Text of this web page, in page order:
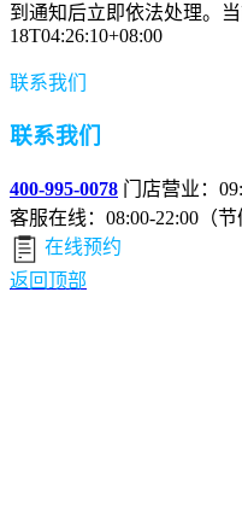
到通知后立即依法处理。
18T04:26:10+08:00
联系我们
联系我们
400-995-0078 门店营业：
客服在线：08:00-22:00（节
在线预约
返回顶部